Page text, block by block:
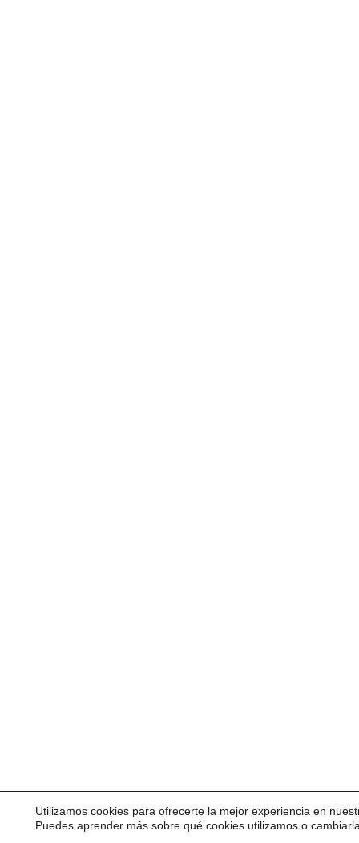
Utilizamos cookies para ofrecerte la mejor experiencia en
Puedes aprender más sobre qué cookies utilizamos o